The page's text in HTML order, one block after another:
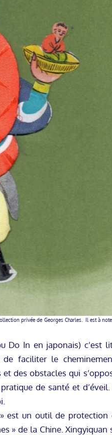
privée de Georges Charles. Il est à
Do In en japonais) c’est
faciliter le
des obstacles qui
de santé et
est un outil de protection
» de la Chine.